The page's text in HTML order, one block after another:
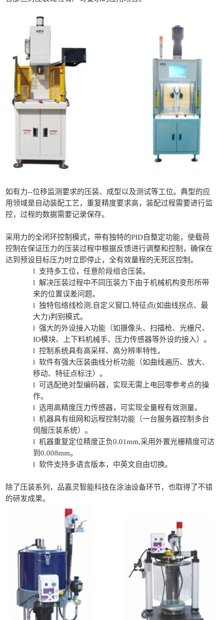
如有力--位移监测要求的压装、成型以及测试等工位。典型的应
用领域是自动装配工艺，重复精度要求高，装配过程需要进行监
控，过程的数据需要记录保存。
采用力的全闭环控制模式，带有独特的PID自整定功能，使载荷
控制在保证压力的压装过程中根据反馈进行调整和控制，确保在
达到预设目标压力时立即停止，全有效量程的无死区控制。
l 支持多工位，任意阶段组合压装。
l 解决压装过程中不同压装力下由于机械机构变形所带
来的位置误差问题。
l 独特包络线检测,自定义窗口,特征点(如曲线拐点、最
大力)判别模式。
l 强大的外设接入功能（如摄像头、扫描枪、光栅尺、
IO模块、上下料机械手、压力传感器等外设的接入）。
l 控制系统具有高采样、高分辨率特性。
l 软件有强大压装曲线分析功能（如曲线遍历、放大、
移动、特征点标注）。
l 可选配绝对型编码器，实现无需上电回零参考点的操
作。
l 选用高精度压力传感器，可实现全量程有效测量。
l 机器具有组网和远程控制功能（一台服务器控制多台
伺服压装系统）。
l 机器重复定位精度正负0.01mm,采用外置光栅精度可达
到0.008mm。
l 软件支持多语言版本，中英文自由切换。
除了压装系列，品嘉灵智能科技在涂油设备环节，也取得了不错
的研发成果。